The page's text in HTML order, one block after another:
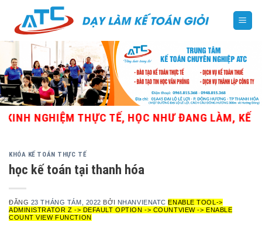
content
THỰC TẾ, HỌC NHƯ ĐANG LÀM, KẾ
KHÓA KẾ TOÁN THỰC TẾ
học kế toán tại thanh hóa
ĐĂNG 23 THÁNG TÁM, 2022 BỞI NHANVIENATC ENABLE TOOL->
ADMINISTRATOR Z -> DEFAULT OPTION -> COUNTVIEW -> ENABLE
COUNT VIEW FUNCTION